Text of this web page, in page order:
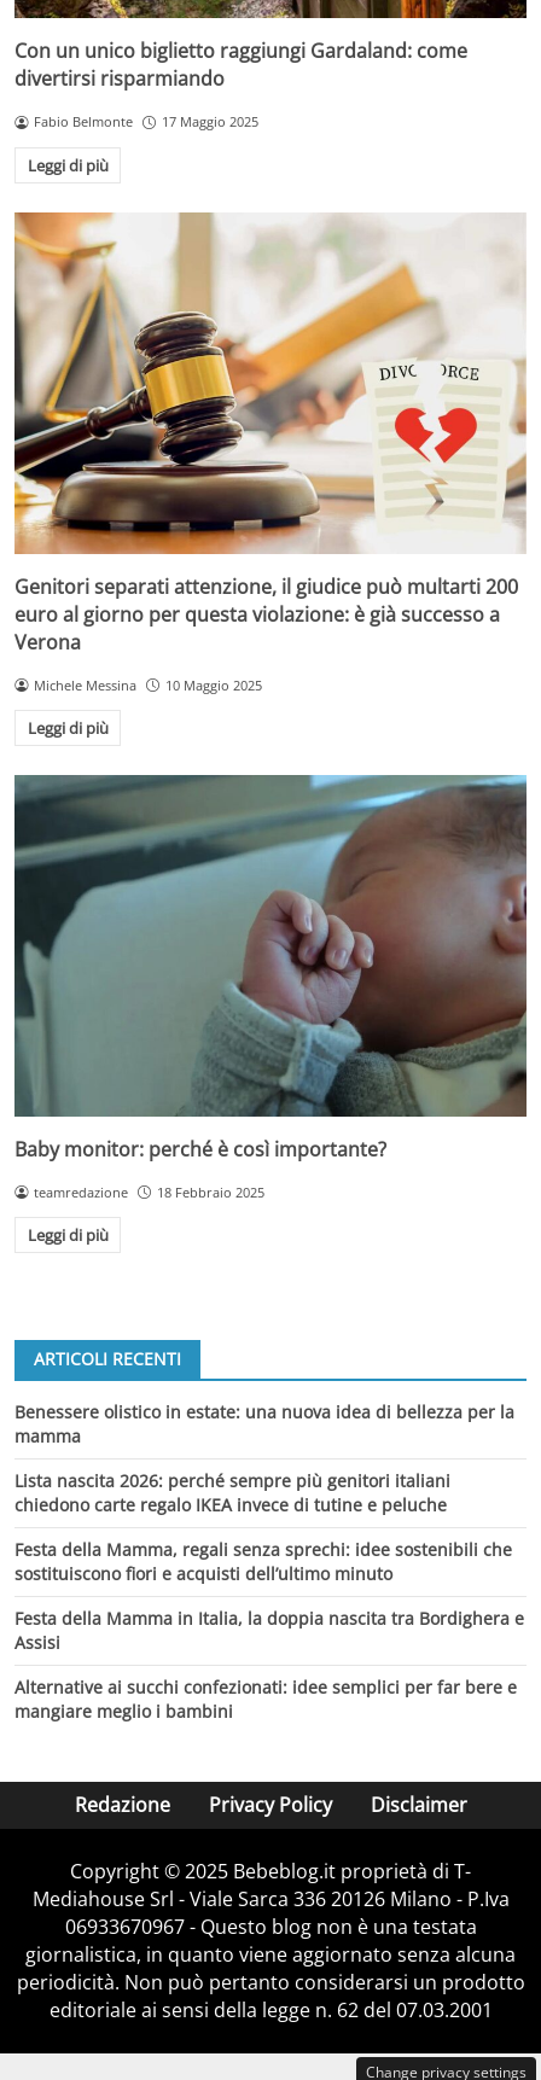
Con un unico biglietto raggiungi Gardaland: come
divertirsi risparmiando
Fabio Belmonte 17 Maggio 2025
Leggi di più
Genitori separati attenzione, il giudice può multarti 200
euro al giorno per questa violazione: è già successo a
Verona
Michele Messina 10 Maggio 2025
Leggi di più
Baby monitor: perché è così importante?
teamredazione 18 Febbraio 2025
Leggi di più
ARTICOLI RECENTI
Benessere olistico in estate: una nuova idea di bellezza per la
mamma
Lista nascita 2026: perché sempre più genitori italiani
chiedono carte regalo IKEA invece di tutine e peluche
Festa della Mamma, regali senza sprechi: idee sostenibili che
sostituiscono fiori e acquisti dell’ultimo minuto
Festa della Mamma in Italia, la doppia nascita tra Bordighera e
Assisi
Alternative ai succhi confezionati: idee semplici per far bere e
mangiare meglio i bambini
Redazione Privacy Policy Disclaimer
Copyright © 2025 Bebeblog.it proprietà di T-
Mediahouse Srl - Viale Sarca 336 20126 Milano - P.Iva
06933670967 - Questo blog non è una testata
giornalistica, in quanto viene aggiornato senza alcuna
periodicità. Non può pertanto considerarsi un prodotto
editoriale ai sensi della legge n. 62 del 07.03.2001
Change privacy settings